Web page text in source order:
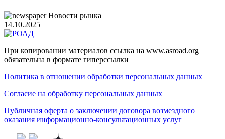
Новости рынка
14.10.2025
При копировании материалов ссылка на www.asroad.org
обязательна в формате гиперссылки
Политика в отношении обработки персональных данных
Согласие на обработку персональных данных
Публичная оферта о заключении договора возмездного
оказания информационно-консультационных услуг